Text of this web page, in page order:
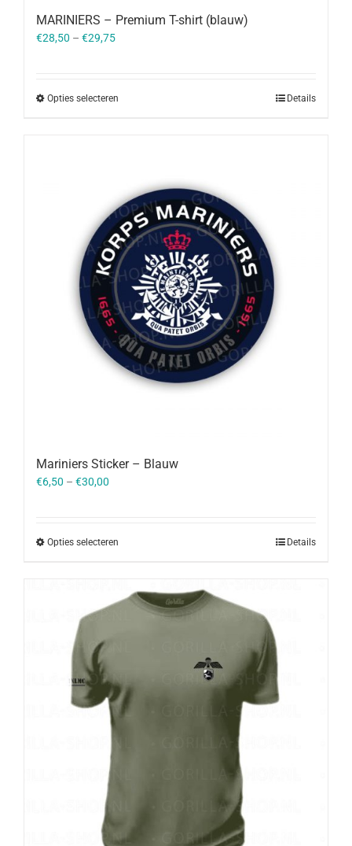
MARINIERS – Premium T-shirt (blauw)
€28,50 – €29,75
Opties selecteren Details
Mariniers Sticker – Blauw
€6,50 – €30,00
Opties selecteren Details